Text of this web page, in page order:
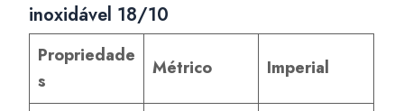
inoxidável 18/10
Propriedade
s
Métrico Imperial